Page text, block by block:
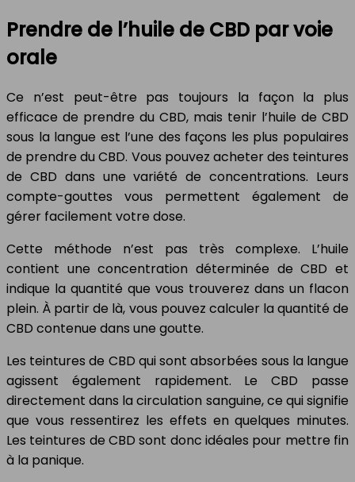
Prendre de l’huile de CBD par voie
orale
Ce n’est peut-être pas toujours la façon la plus
efficace de prendre du CBD, mais tenir l’huile de CBD
sous la langue est l’une des façons les plus populaires
de prendre du CBD. Vous pouvez acheter des teintures
de CBD dans une variété de concentrations. Leurs
compte-gouttes vous permettent également de
gérer facilement votre dose.
Cette méthode n’est pas très complexe. L’huile
contient une concentration déterminée de CBD et
indique la quantité que vous trouverez dans un flacon
plein. À partir de là, vous pouvez calculer la quantité de
CBD contenue dans une goutte.
Les teintures de CBD qui sont absorbées sous la langue
agissent également rapidement. Le CBD passe
directement dans la circulation sanguine, ce qui signifie
que vous ressentirez les effets en quelques minutes.
Les teintures de CBD sont donc idéales pour mettre fin
à la panique.